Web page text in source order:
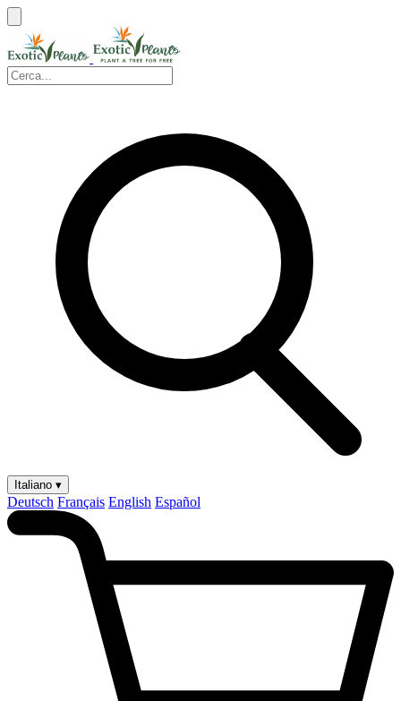
Italiano ▾
Deutsch Français English Español